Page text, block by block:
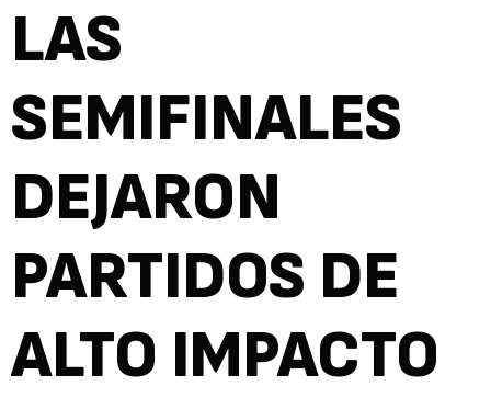
LAS
SEMIFINALES
DEJARON
PARTIDOS DE
ALTO IMPACTO